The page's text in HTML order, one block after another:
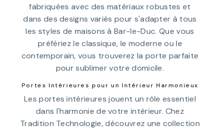
fabriquées avec des matériaux robustes et
dans des designs variés pour s'adapter à tous
les styles de maisons à Bar-le-Duc. Que vous
préfériez le classique, le moderne ou le
contemporain, vous trouverez la porte parfaite
pour sublimer votre domicile.
Portes Intérieures pour un Intérieur Harmonieux
Les portes intérieures jouent un rôle essentiel
dans l'harmonie de votre intérieur. Chez
Tradition Technologie, découvrez une collection